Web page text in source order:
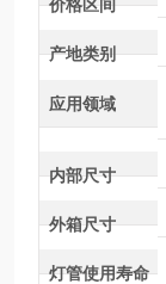
价格区间
产地类别
应用领域
内部尺寸
外箱尺寸
灯管使用寿命